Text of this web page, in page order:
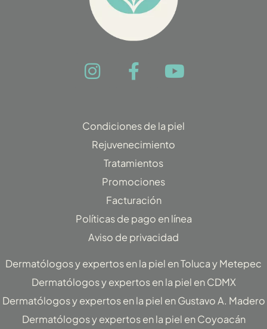
I
n
a
g
m
F
a
b
o
o
k
-
f
Y
o
u
b
Condiciones de la piel
Rejuvenecimiento
Tratamientos
Promociones
Facturación
Políticas de pago en línea
Aviso de privacidad
Dermatólogos y expertos en la piel en Toluca y Metepec
Dermatólogos y expertos en la piel en CDMX
Dermatólogos y expertos en la piel en Gustavo A. Madero
Dermatólogos y expertos en la piel en Coyoacán